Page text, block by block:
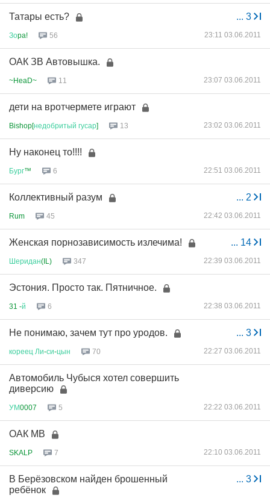
... 3
Татары есть?
Зоpa! 56 23:11 03.06.2011
ОАК ЗВ Автовышка.
~HeaD~ 11 23:07 03.06.2011
дети на вротчермете играют
Bishop[недобритый гусар] 13 23:02 03.06.2011
Ну наконец то!!!!
Бург™ 6 22:51 03.06.2011
... 2
Коллективный разум
Rum 45 22:42 03.06.2011
... 14
Женская порнозависимость излечима!
Шеридан(IL) 347 22:39 03.06.2011
Эстония. Просто так. Пятничное.
31 -й 6 22:38 03.06.2011
... 3
Не понимаю, зачем тут про уродов.
кореец Ли-си-цын 70 22:27 03.06.2011
Автомобиль Чубыся хотел совершить
диверсию
УМ0007 5 22:22 03.06.2011
ОАК МВ
SKALP 7 22:10 03.06.2011
... 3
В Берёзовском найден брошенный
ребёнок